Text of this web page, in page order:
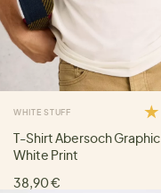
WHITE STUFF
T-Shirt Abersoch Graphic
White Print
38,90 €